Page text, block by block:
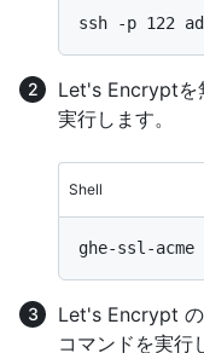
Let's Encryptを
実行します。
Shell
Let's Encrypt
コマンドを実行